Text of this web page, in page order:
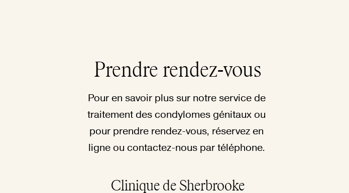
Prendre rendez-vous
Pour en savoir plus sur notre service de
traitement des condylomes génitaux ou
pour prendre rendez-vous, réservez en
ligne ou contactez-nous par téléphone.
Clinique de Sherbrooke